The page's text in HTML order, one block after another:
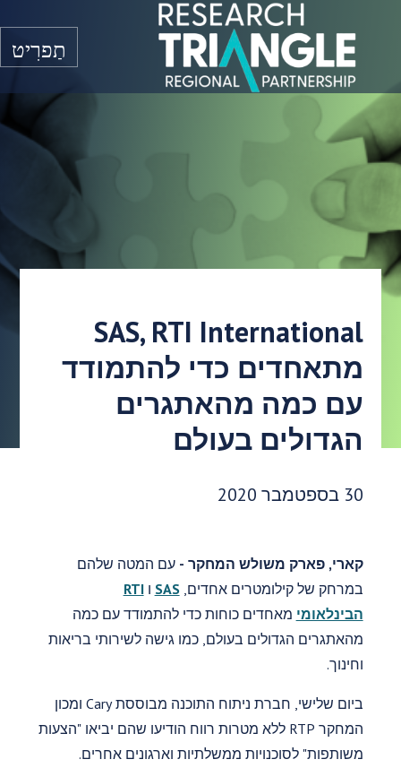
תַפרִיט
SAS, RTI International
מתאחדים כדי להתמודד
עם כמה מהאתגרים
הגדולים בעולם
תאריך פרסום:
30 בספטמבר 2020
קארי, פארק משולש המחקר -עם המטה שלהם
במרחק של קילומטרים אחדים,SAS וRTI
הבינלאומי מאחדים כוחות כדי להתמודד עם כמה
מהאתגרים הגדולים בעולם, כמו גישה לשירותי בריאות
וחינוך.
ביום שלישי, חברת ניתוח התוכנה מבוססת Cary ומכון
המחקר RTP ללא מטרות רווח הודיעו שהם יביאו "הצעות
משותפות" לסוכנויות ממשלתיות וארגונים אחרים.